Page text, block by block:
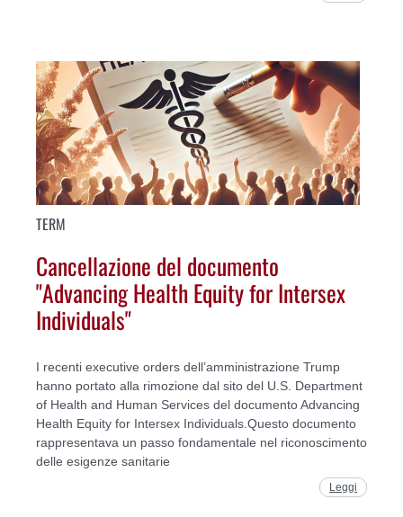
TERM
Cancellazione del documento
"Advancing Health Equity for Intersex
Individuals"
I recenti executive orders dell’amministrazione Trump
hanno portato alla rimozione dal sito del U.S. Department
of Health and Human Services del documento Advancing
Health Equity for Intersex Individuals.Questo documento
rappresentava un passo fondamentale nel riconoscimento
delle esigenze sanitarie
Leggi